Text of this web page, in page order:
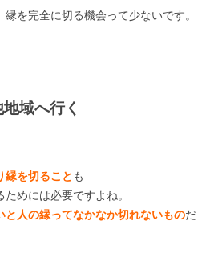
を完全に切る機会って少ないです。
域へ行く
縁を切ること も
めには必要ですよね。
と人の縁ってなかなか切れないものだ